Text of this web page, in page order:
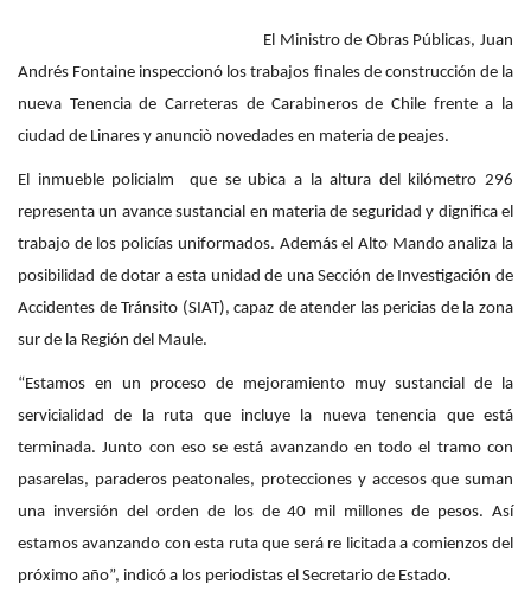
El Ministro de Obras Públicas, Juan
Andrés Fontaine inspeccionó los trabajos finales de construcción de la
nueva Tenencia de Carreteras de Carabineros de Chile frente a la
ciudad de Linares y anunciò novedades en materia de peajes.
El inmueble policialm que se ubica a la altura del kilómetro 296
representa un avance sustancial en materia de seguridad y dignifica el
trabajo de los policías uniformados. Además el Alto Mando analiza la
posibilidad de dotar a esta unidad de una Sección de Investigación de
Accidentes de Tránsito (SIAT), capaz de atender las pericias de la zona
sur de la Región del Maule.
“Estamos en un proceso de mejoramiento muy sustancial de la
servicialidad de la ruta que incluye la nueva tenencia que está
terminada. Junto con eso se está avanzando en todo el tramo con
pasarelas, paraderos peatonales, protecciones y accesos que suman
una inversión del orden de los de 40 mil millones de pesos. Así
estamos avanzando con esta ruta que será re licitada a comienzos del
próximo año”, indicó a los periodistas el Secretario de Estado.